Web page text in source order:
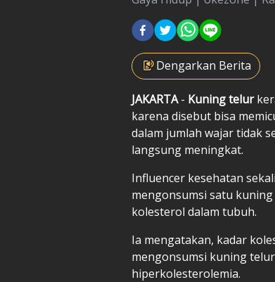
Dengarkan Berita
JAKARTA- Kuning telur
karena disebut bisa
dalam jumlah wajar tidak
langsung meningkat.
Influencer kesehatan
mengonsumsi satu
kolesterol dalam tubuh.
Ia mengatakan, kadar
mengonsumsi kuning
hiperkolesterolemia.